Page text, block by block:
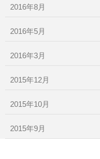
2016年8月
2016年5月
2016年3月
2015年12月
2015年10月
2015年9月